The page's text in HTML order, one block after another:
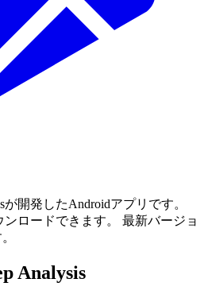
が開発したAndroidアプリです。
ロードできます。
最新バージョ
Analysis